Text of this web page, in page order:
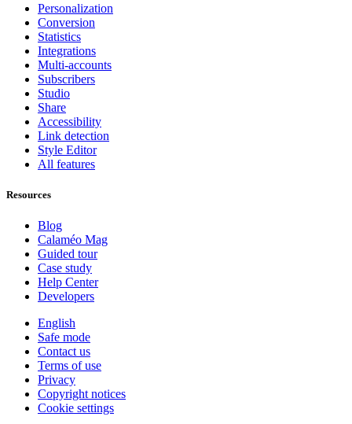
Personalization
Conversion
Statistics
Integrations
Multi-accounts
Subscribers
Studio
Share
Accessibility
Link detection
Style Editor
All features
Resources
Blog
Calaméo Mag
Guided tour
Case study
Help Center
Developers
English
Safe mode
Contact us
Terms of use
Privacy
Copyright notices
Cookie settings